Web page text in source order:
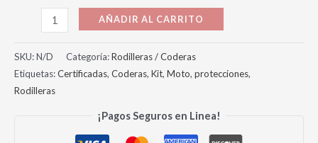
AÑADIR AL CARRITO
SKU:N/D Categoría:Rodilleras / Coderas
Etiquetas:Certificadas, Coderas, Kit, Moto, protecciones,
Rodilleras
¡Pagos Seguros en Linea!